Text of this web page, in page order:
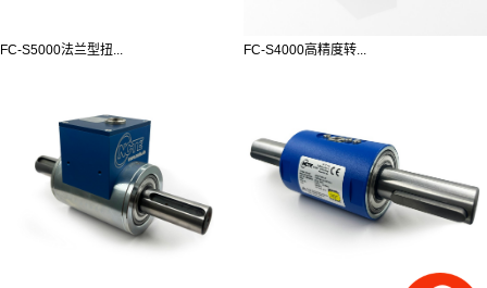
FC-S5000法兰型扭... FC-S4000高精度转...